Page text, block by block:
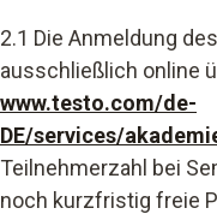
2.1 Die Anmeldung
ausschließlich online
www.testo.com/de-
DE/services/
Teilnehmerzahl bei
noch kurzfristig freie